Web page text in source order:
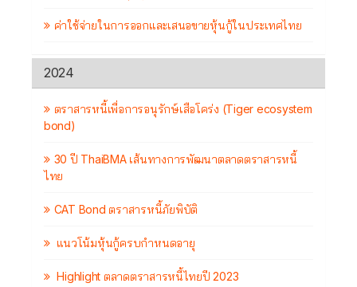
ค่าใช้จ่ายในการออกและเสนอขายหุ้นกู้ในประเทศไทย
2024
ตราสารหนี้เพื่อการอนุรักษ์เสือโคร่ง (Tiger ecosystem
bond)
30 ปี ThaiBMA เส้นทางการพัฒนาตลาดตราสารหนี้
ไทย
CAT Bond ตราสารหนี้ภัยพิบัติ
แนวโน้มหุ้นกู้ครบกำหนดอายุ
Highlight ตลาดตราสารหนี้ไทยปี 2023